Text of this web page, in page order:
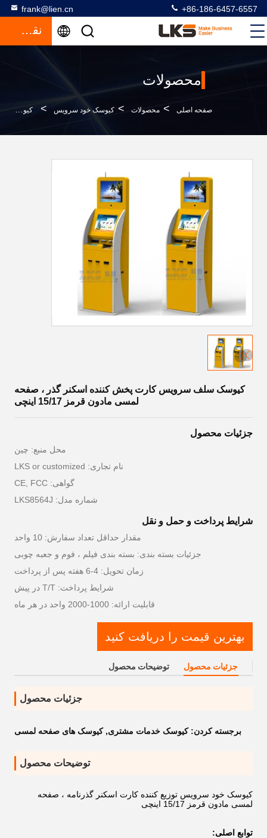
frank@lien.cn +86-186-6457-6557
نقل قول
محصولات
صفحه اصلی > محصولات > کیوسک خود سرویس > کیوسک سلف سرویس کارت پخش کننده اسکنر گذر ، صفحه لمسی مادون قرمز 15/17 اینچی
کیوسک سلف سرویس کارت پخش کننده اسکنر گذر ، صفحه
لمسی مادون قرمز 15/17 اینچی
جزئیات محصول
محل منبع: چين
نام تجاری: LKS or customized
گواهی: CE, FCC
شماره مدل: LKS8564J
شرایط پرداخت و حمل و نقل
مقدار حداقل تعداد سفارش: 10 واحد
جزئیات بسته بندی: بسته بندی فیلم ، فوم و جعبه چوبی
زمان تحویل: 4-6 هفته پس از پرداخت
شرایط پرداخت: T/T در پیش
قابلیت ارائه: 1000-2000 واحد در هر ماه
بهترین قیمت را دریافت کنید
جزئیات محصول توضیحات محصول
جزئیات محصول
برجسته کردن:کیوسک خدمات مشتری,کیوسک های صفحه لمسی
توضیحات محصول
کیوسک خود سرویس توزیع کننده کارت اسکنر گذرنامه ، صفحه
لمسی مادون قرمز 15/17 اینچی
توابع اصلی: